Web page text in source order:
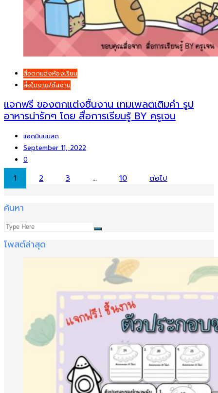
สื่อตกแต่งห้องเรียน
สื่อใบงาน/ชิ้นงาน
แจกฟรี ของตกแต่งชิ้นงาน เทมเพลตเติมคำ รูป
อาหารน่ารักๆ โดย สื่อการเรียนรู้ BY ครูเจน
แอดมินนมสด
September 11, 2022
0
Posts
pagination
1 2 3 … 10 ต่อไป
ค้นหา
โพสต์ล่าสุด